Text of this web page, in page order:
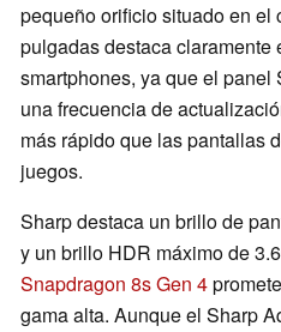
pequeño orificio situado en el
pulgadas destaca claramente
smartphones, ya que el panel
una frecuencia de
más rápido que las pantallas
juegos.
Sharp destaca un brillo de
y un brillo HDR máximo de
Snapdragon 8s Gen 4
gama alta. Aunque el Sharp